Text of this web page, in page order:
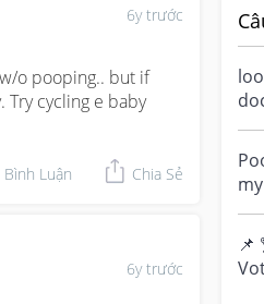
6y trước
o pooping.. but if
Try cycling e baby
Bình Luận Chia Sẻ
6y trước
a
📌